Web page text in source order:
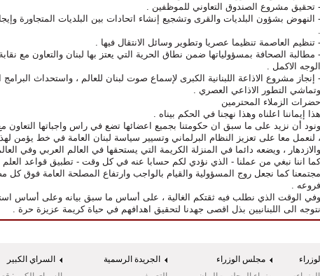
- تحقيق مشروع الصندوق التعاوني للموظفين .
- النهوض بشؤون البلديات والقرى وتشجيع إنشاء اتحادات بين البلديات المتجاورة
.
- تنظيم العاصمة تنظيما عصريا وتطوير وسائل الانتقال فيها .
- مطالبة الصحافة بمسؤولياتها ضمن نطاق الحرية التي يعتز بها لبنان والتعاون مع
الوجه الاكمل .
- إنجاز مشروع الاذاعة اللبنانية الكبرى لإسماع صوت لبنان للعالم ، واستحداث البرامج
وتماشي التطور الاذاعي العصري .
حضرات الزملاء المحترمين
هذا إيماننا اعلناه وهذا نهجنا في الحكم بيناه .
ونود أن نزيد على ما سبق ان حكومتنا بجميع اعضائها تضع في راس واجباتها التعاون
، لنعمل معا على تعزيز النظام البرلماني وتسيير سياسة لبنان العامة في خط يؤمن
والازدهار ، ويضعه دائما في المنزلة الكريمة التي يستحقها في العالم العربي وفي
كما اننا نبغي من عملنا - الذي نؤدي لكم حسابا عنه في كل وقت - تطبيق قواعد العلم
مجتمعنا كما نجعل روج المسؤولية والقيام بالواجب وارتفاع المصلحة العامة فوق كل
فروعه .
وفي الوقت الذي نطلب فيه ثقتكم الغالية ، على أساس ما سبق بيانه وعلى أساس
نتوجه الى اللبنانيين بذل اقصى جهدنا لتحقيق اهدافهم في حياة كريمة عزيزة حرة .
مجلس الوزراء
الجريدة الرسمية
السراي الكبير